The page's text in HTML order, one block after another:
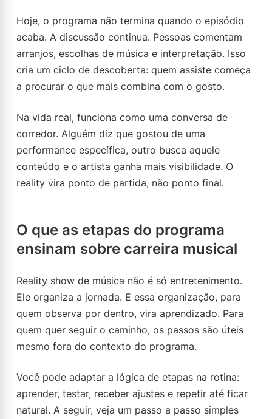
Hoje, o programa não termina quando o episódio
acaba. A discussão continua. Pessoas comentam
arranjos, escolhas de música e interpretação. Isso
cria um ciclo de descoberta: quem assiste começa
a procurar o que mais combina com o gosto.
Na vida real, funciona como uma conversa de
corredor. Alguém diz que gostou de uma
performance específica, outro busca aquele
conteúdo e o artista ganha mais visibilidade. O
reality vira ponto de partida, não ponto final.
O que as etapas do programa
ensinam sobre carreira musical
Reality show de música não é só entretenimento.
Ele organiza a jornada. E essa organização, para
quem observa por dentro, vira aprendizado. Para
quem quer seguir o caminho, os passos são úteis
mesmo fora do contexto do programa.
Você pode adaptar a lógica de etapas na rotina:
aprender, testar, receber ajustes e repetir até ficar
natural. A seguir, veja um passo a passo simples